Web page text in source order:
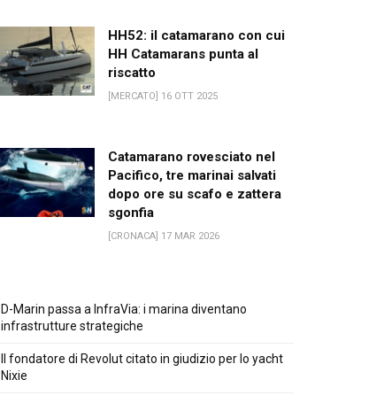
HH52: il catamarano con cui
HH Catamarans punta al
riscatto
[MERCATO] 16 OTT 2025
Catamarano rovesciato nel
Pacifico, tre marinai salvati
dopo ore su scafo e zattera
sgonfia
[CRONACA] 17 MAR 2026
D-Marin passa a InfraVia: i marina diventano
infrastrutture strategiche
Il fondatore di Revolut citato in giudizio per lo yacht
Nixie